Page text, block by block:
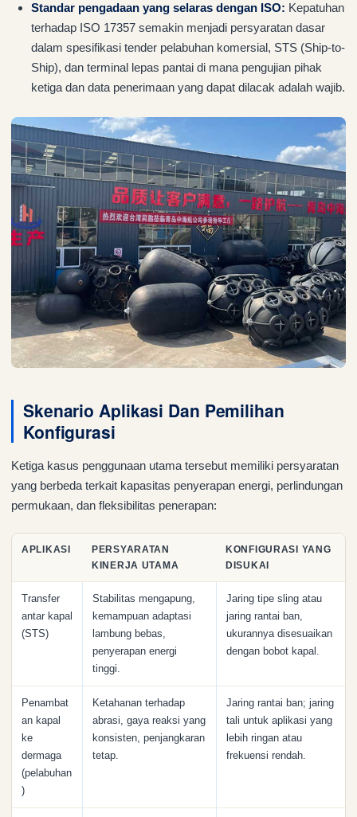
Standar pengadaan yang selaras dengan ISO: Kepatuhan
terhadap ISO 17357 semakin menjadi persyaratan dasar
dalam spesifikasi tender pelabuhan komersial, STS (Ship-to-
Ship), dan terminal lepas pantai di mana pengujian pihak
ketiga dan data penerimaan yang dapat dilacak adalah wajib.
Skenario Aplikasi Dan Pemilihan
Konfigurasi
Ketiga kasus penggunaan utama tersebut memiliki persyaratan
yang berbeda terkait kapasitas penyerapan energi, perlindungan
permukaan, dan fleksibilitas penerapan:
APLIKASI
PERSYARATAN
KINERJA UTAMA
KONFIGURASI YANG
DISUKAI
Transfer
antar kapal
(STS)
Stabilitas mengapung,
kemampuan adaptasi
lambung bebas,
penyerapan energi
tinggi.
Jaring tipe sling atau
jaring rantai ban,
ukurannya disesuaikan
dengan bobot kapal.
Penambat
an kapal
ke
dermaga
(pelabuhan
)
Ketahanan terhadap
abrasi, gaya reaksi yang
konsisten, penjangkaran
tetap.
Jaring rantai ban; jaring
tali untuk aplikasi yang
lebih ringan atau
frekuensi rendah.